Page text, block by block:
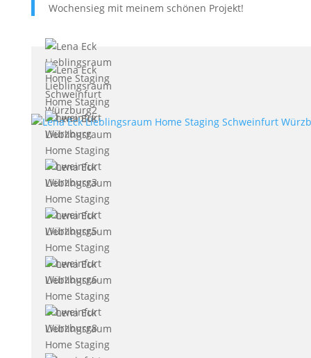
Wochensieg mit meinem schönen Projekt!